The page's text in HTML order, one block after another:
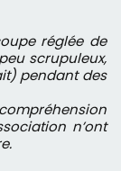
réglée de
scrupuleux,
pendant des
n’ont